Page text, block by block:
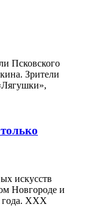
Псковского
Зрители
искусств
Новгороде и
года. XXX